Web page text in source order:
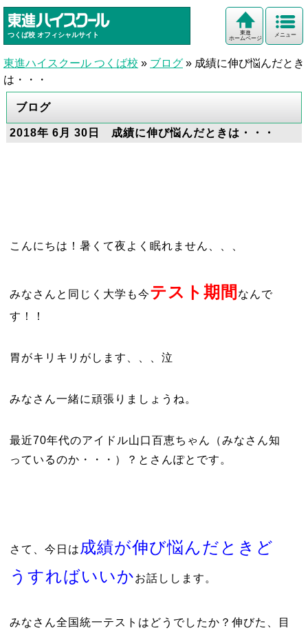
つくば校 オフィシャルサイト メニュー
東進
ホームページ
東進ハイスクール つくば校 » ブログ » 成績に伸び悩んだとき
は・・・
ブログ
2018年 6月 30日 成績に伸び悩んだときは・・・
こんにちは！暑くて夜よく眠れません、、、
みなさんと同じく大学も今テスト期間 なんで
す！！
胃がキリキリがします、、、泣
みなさん一緒に頑張りましょうね。
最近70年代のアイドル山口百恵ちゃん（みなさん知
っているのか・・・）？とさんぽとです。
さて、今日は 成績が伸び悩んだときど
うすればいいかお話しします。
みなさん全国統一テストはどうでしたか？伸びた、目